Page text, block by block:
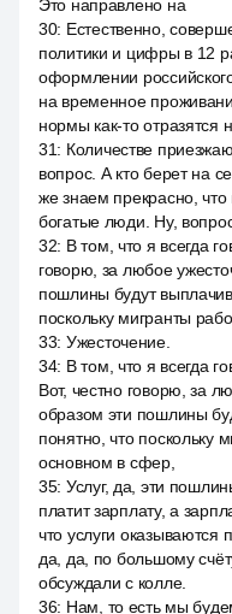
Это направлено на
30: Естественно,
политики и цифры в 12
оформлении
на временное
нормы как-то отразятся
31: Количестве
вопрос. А кто берет на
же знаем прекрасно,
богатые люди. Ну,
32: В том, что я всегда
говорю, за любое
пошлины будут
поскольку мигранты
33: Ужесточение.
34: В том, что я всегда
Вот, честно говорю, за
образом эти пошлины
понятно, что поскольку
основном в сфер,
35: Услуг, да, эти
платит зарплату, а
что услуги оказываются
да, да, по большому
обсуждали с колле.
36: Нам, то есть мы